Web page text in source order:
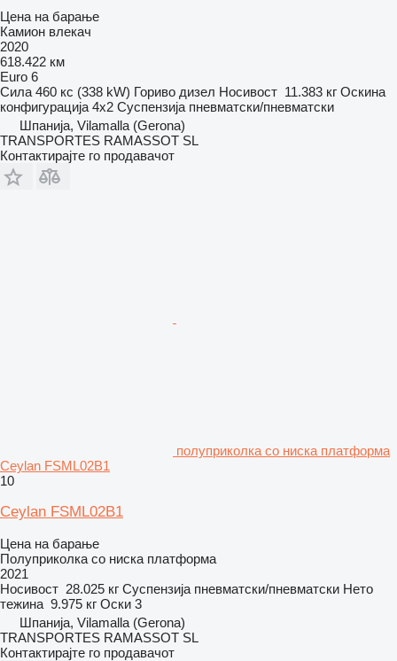
Цена на барање
Камион влекач
2020
618.422 км
Euro 6
Сила 460 кс (338 kW) Гориво дизел Носивост 11.383 кг Оскина
конфигурација 4x2 Суспензија пневматски/пневматски
Шпанија, Vilamalla (Gerona)
TRANSPORTES RAMASSOT SL
Контактирајте го продавачот
полуприколка со ниска платформа
Ceylan FSML02B1
10
Ceylan FSML02B1
Цена на барање
Полуприколка со ниска платформа
2021
Носивост 28.025 кг Суспензија пневматски/пневматски Нето
тежина 9.975 кг Оски 3
Шпанија, Vilamalla (Gerona)
TRANSPORTES RAMASSOT SL
Контактирајте го продавачот